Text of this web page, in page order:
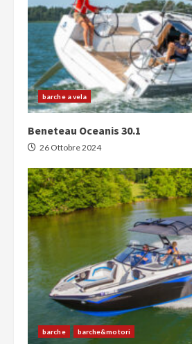
barche a vela
Beneteau Oceanis 30.1
26 Ottobre 2024
barche barche&motori